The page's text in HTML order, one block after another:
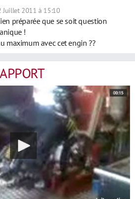
Juillet 2011 à 15:10
préparée que se soit question
!
maximum avec cet engin ??